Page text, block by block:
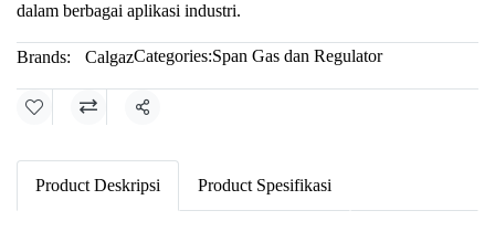
dalam berbagai aplikasi industri.
Brands: CalgazCategories:Span Gas dan Regulator
Share
Product Deskripsi Product Spesifikasi